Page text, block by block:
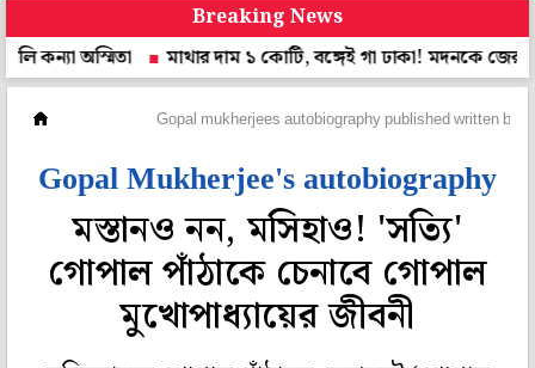
Breaking News
মাথার দাম ১ কোটি, বঙ্গেই গা ঢাকা! মদনকে জেরায়
Gopal mukherjees autobiography published written by
Gopal Mukherjee's autobiography
মস্তানও নন, মসিহাও! 'সত্যি'
গোপাল পাঁঠাকে চেনাবে গোপাল
মুখোপাধ্যায়ের জীবনী